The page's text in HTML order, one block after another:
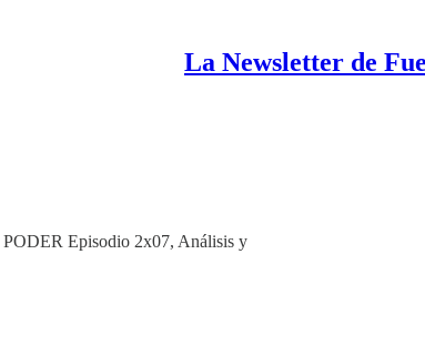
La Newsletter de
Episodio 2x07, Análisis y